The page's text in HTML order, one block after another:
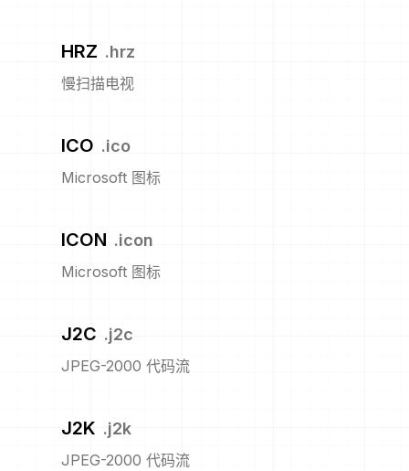
HRZ .hrz
慢扫描电视
ICO .ico
Microsoft 图标
ICON .icon
Microsoft 图标
J2C .j2c
JPEG-2000 代码流
J2K .j2k
JPEG-2000 代码流